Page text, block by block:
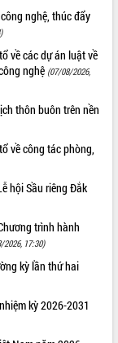
nghệ, thúc đẩy
về các dự án luật về
nghệ (07/08/2026,
thôn buôn trên nền
về công tác phòng,
hội Sầu riêng Đắk
trình hành
2026, 17:30)
kỳ lần thứ hai
kỳ 2026-2031